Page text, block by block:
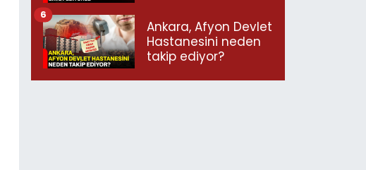
ediyoruz”
Ankara, Afyon Devlet
Hastanesini neden
takip ediyor?
6